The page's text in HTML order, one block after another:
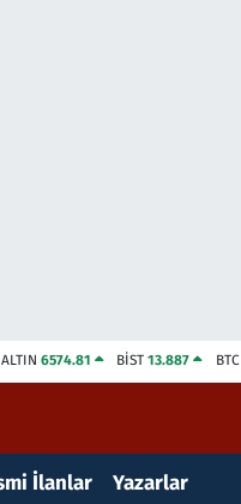
ALTIN 6574.81 BİST13.887 BTC
İlanlar Yazarlar